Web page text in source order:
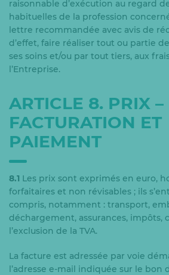
raisonnable d’exécution au regard
habituelles de la profession
lettre recommandée avec avis de
d’effet, faire réaliser tout ou partie
ses soins et/ou par tout tiers, aux
l’Entreprise.
ARTICLE 8. PRIX –
FACTURATION ET
PAIEMENT
8.1 Les prix sont exprimés en euro,
forfaitaires et non révisables ; ils
compris, notamment : transport,
déchargement, assurances, impôts,
l’exclusion de la TVA.
La facture est adressée par voie
l’adresse e-mail indiquée sur le bon